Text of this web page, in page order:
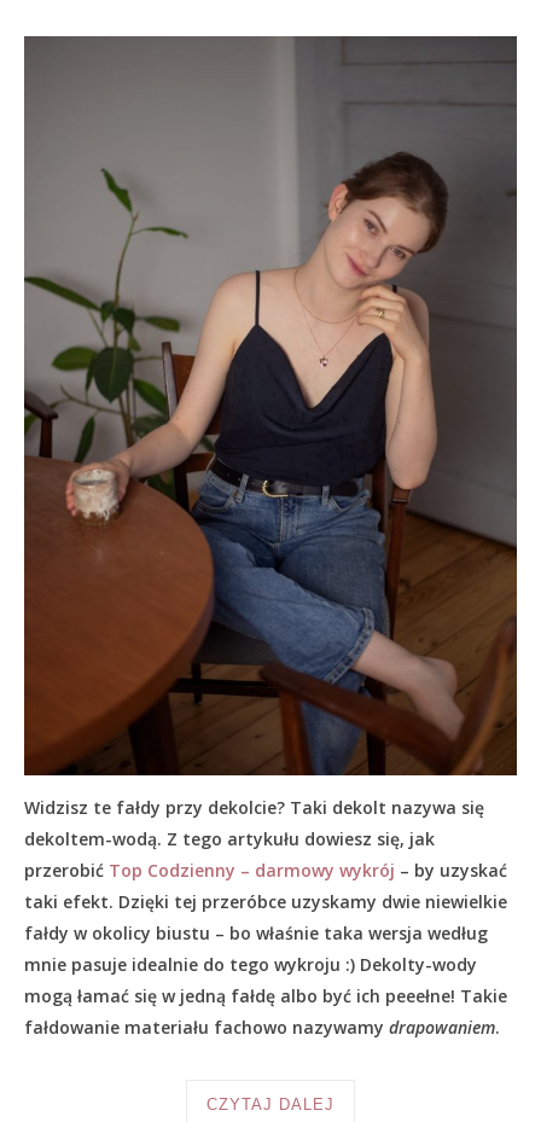
Widzisz te fałdy przy dekolcie? Taki dekolt nazywa się
dekoltem-wodą. Z tego artykułu dowiesz się, jak
przerobić Top Codzienny – darmowy wykrój – by uzyskać
taki efekt. Dzięki tej przeróbce uzyskamy dwie niewielkie
fałdy w okolicy biustu – bo właśnie taka wersja według
mnie pasuje idealnie do tego wykroju :) Dekolty-wody
mogą łamać się w jedną fałdę albo być ich peeełne! Takie
fałdowanie materiału fachowo nazywamy drapowaniem.
CZYTAJ DALEJ